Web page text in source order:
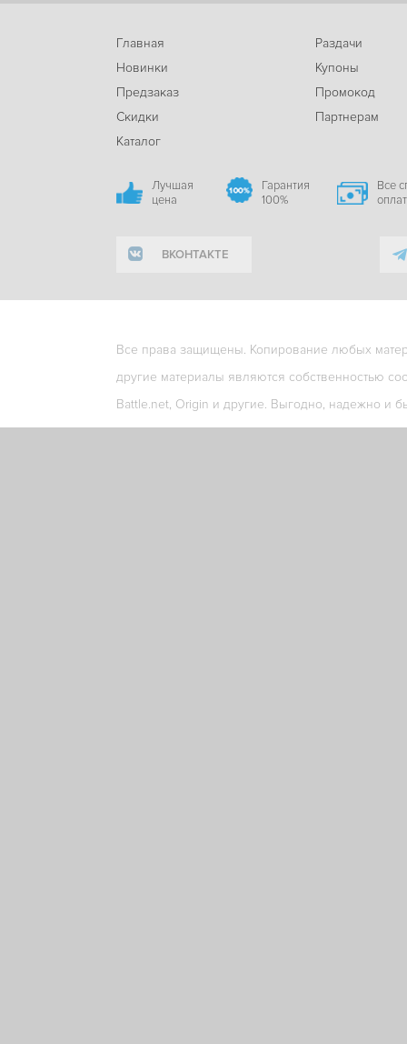
Главная
Новинки
Предзаказ
Скидки
Каталог
Раздачи
Купоны
Промокод
Партнерам
Лучшая
цена
Гарантия
100%
Все
ВКОНТАКТЕ
Все права защищены. Копирование любых
другие материалы являются собственностью
Battle.net, Origin и другие. Выгодно, надежно и